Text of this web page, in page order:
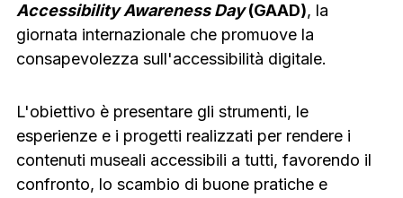
Accessibility Awareness Day(GAAD), la
giornata internazionale che promuove la
consapevolezza sull'accessibilità digitale.
L'obiettivo è presentare gli strumenti, le
esperienze e i progetti realizzati per rendere i
contenuti museali accessibili a tutti, favorendo il
confronto, lo scambio di buone pratiche e